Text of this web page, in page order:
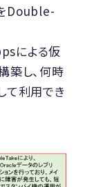
Double-
による仮
築し、何時
て利用でき